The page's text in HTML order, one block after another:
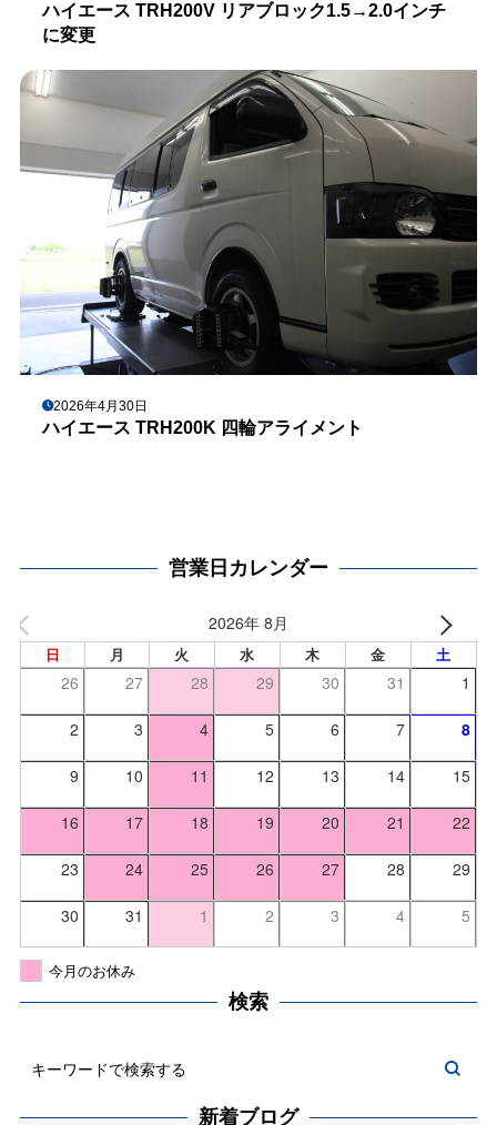
ハイエース TRH200V リアブロック1.5→2.0インチ
に変更
2026年4月30日
ハイエース TRH200K 四輪アライメント
営業日カレンダー
2026年 8月
日 月 火 水 木 金 土
26 27 28 29 30 31 1
2 3 4 5 6 7 8
9 10 11 12 13 14 15
16 17 18 19 20 21 22
23 24 25 26 27 28 29
30 31 1 2 3 4 5
今月のお休み
検索
新着ブログ